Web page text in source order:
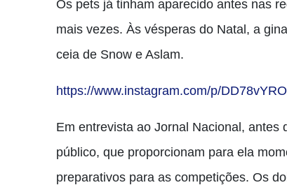
Os pets já tinham aparecido antes nas
mais vezes. Às vésperas do Natal, a
ceia de Snow e Aslam.
https://www.instagram.com/p/
Em entrevista ao Jornal Nacional, antes
público, que proporcionam para ela
preparativos para as competições. Os